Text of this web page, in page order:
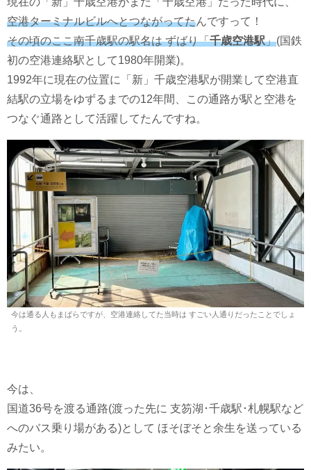
空港ターミナルビルへとつながってたんですって！
その頃のここ南千歳駅の駅名は ずばり「千歳空港駅」(国鉄
初の空港連絡駅として1980年開業)。
1992年に現在の位置に「新」千歳空港駅が開業して空港直
結駅の立場をゆずるまでの12年間、この通路が駅と空港を
つなぐ通路として活躍してたんですね。
今は通る人もまばらですが、空港連絡してた当時は すごい人通りだったことでしょ
う。
今は、
国道36号を渡る通路(渡った先に 支笏湖･千歳駅･札幌駅など
へのバス乗り場がある)として ほそぼそと余生を送っている
みたい。